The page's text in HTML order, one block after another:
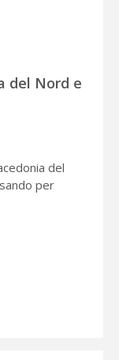
del Nord e
del
per